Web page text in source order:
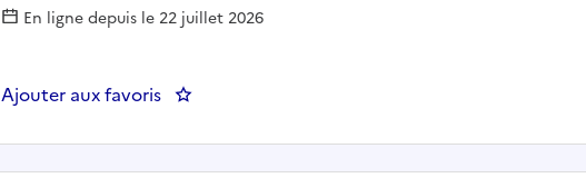
En ligne depuis le 22 juillet 2026
Ajouter aux favoris : Responsable du bureau des entreprises - RBDE 64